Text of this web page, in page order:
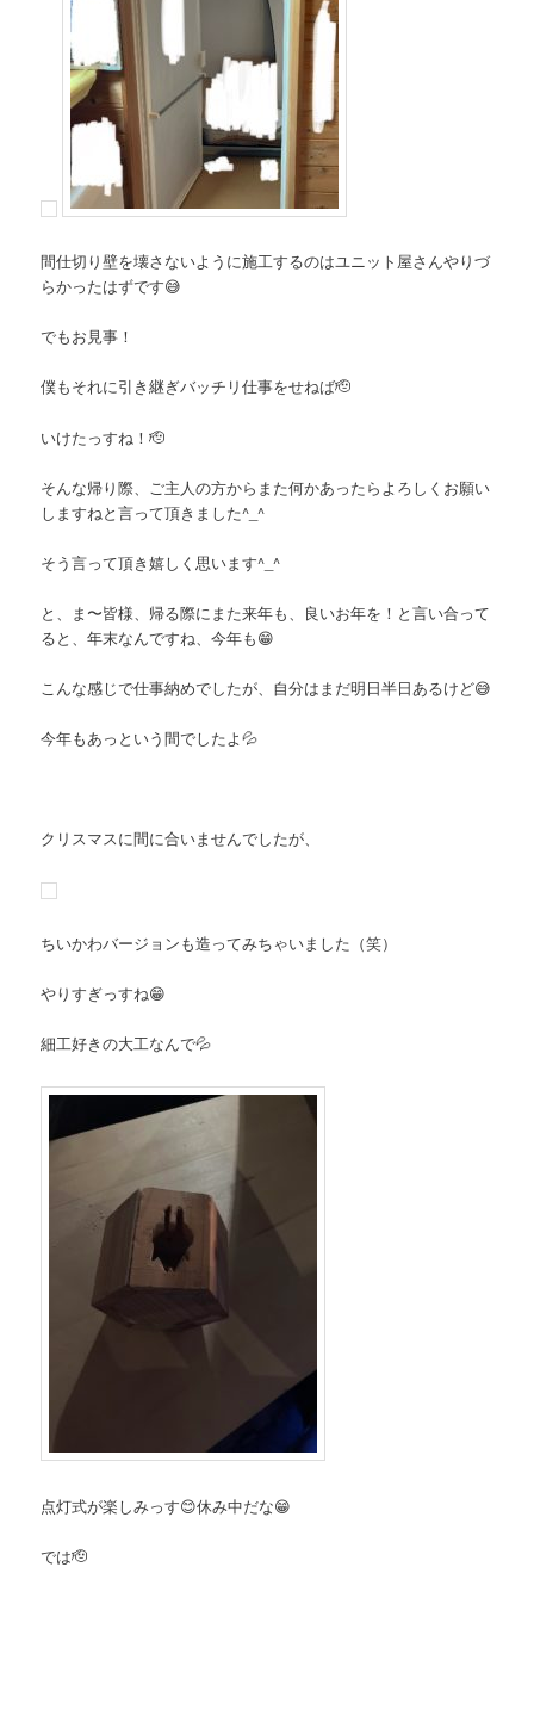
間仕切り壁を壊さないように施工するのはユニット屋さんやりづ
らかったはずです😅
でもお見事！
僕もそれに引き継ぎバッチリ仕事をせねば🫡
いけたっすね！🫡
そんな帰り際、ご主人の方からまた何かあったらよろしくお願い
しますねと言って頂きました^_^
そう言って頂き嬉しく思います^_^
と、ま〜皆様、帰る際にまた来年も、良いお年を！と言い合って
ると、年末なんですね、今年も😁
こんな感じで仕事納めでしたが、自分はまだ明日半日あるけど😅
今年もあっという間でしたよ💦
クリスマスに間に合いませんでしたが、
ちいかわバージョンも造ってみちゃいました（笑）
やりすぎっすね😁
細工好きの大工なんで💦
点灯式が楽しみっす😊休み中だな😁
では🫡